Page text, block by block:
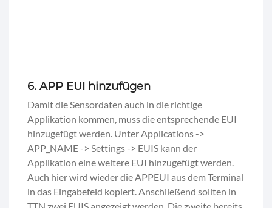
6. APP EUI hinzufügen
Damit die Sensordaten auch in die richtige
Applikation kommen, muss die entsprechende EUI
hinzugefügt werden. Unter Applications ->
APP_NAME -> Settings -> EUIS kann der
Applikation eine weitere EUI hinzugefügt werden.
Auch hier wird wieder die APPEUI aus dem Terminal
in das Eingabefeld kopiert. Anschließend sollten in
TTN zwei EUIS angezeigt werden. Die zweite bereits